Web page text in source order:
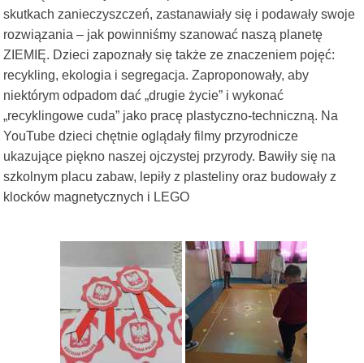
skutkach zanieczyszczeń, zastanawiały się i podawały swoje
rozwiązania – jak powinniśmy szanować naszą planetę
ZIEMIĘ. Dzieci zapoznały się także ze znaczeniem pojęć:
recykling, ekologia i segregacja. Zaproponowały, aby
niektórym odpadom dać „drugie życie” i wykonać
„recyklingowe cuda” jako pracę plastyczno-techniczną. Na
YouTube dzieci chętnie oglądały filmy przyrodnicze
ukazujące piękno naszej ojczystej przyrody. Bawiły się na
szkolnym placu zabaw, lepiły z plasteliny oraz budowały z
klocków magnetycznych i LEGO